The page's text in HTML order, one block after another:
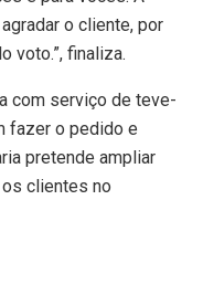
o cliente, por
voto.”, finaliza.
com serviço de teve-
fazer o pedido e
pretende ampliar
clientes no